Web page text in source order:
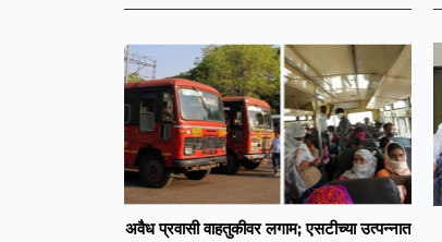
अवैध प्रवासी वाहतुकीवर लगाम; एसटीच्या उत्पन्नात